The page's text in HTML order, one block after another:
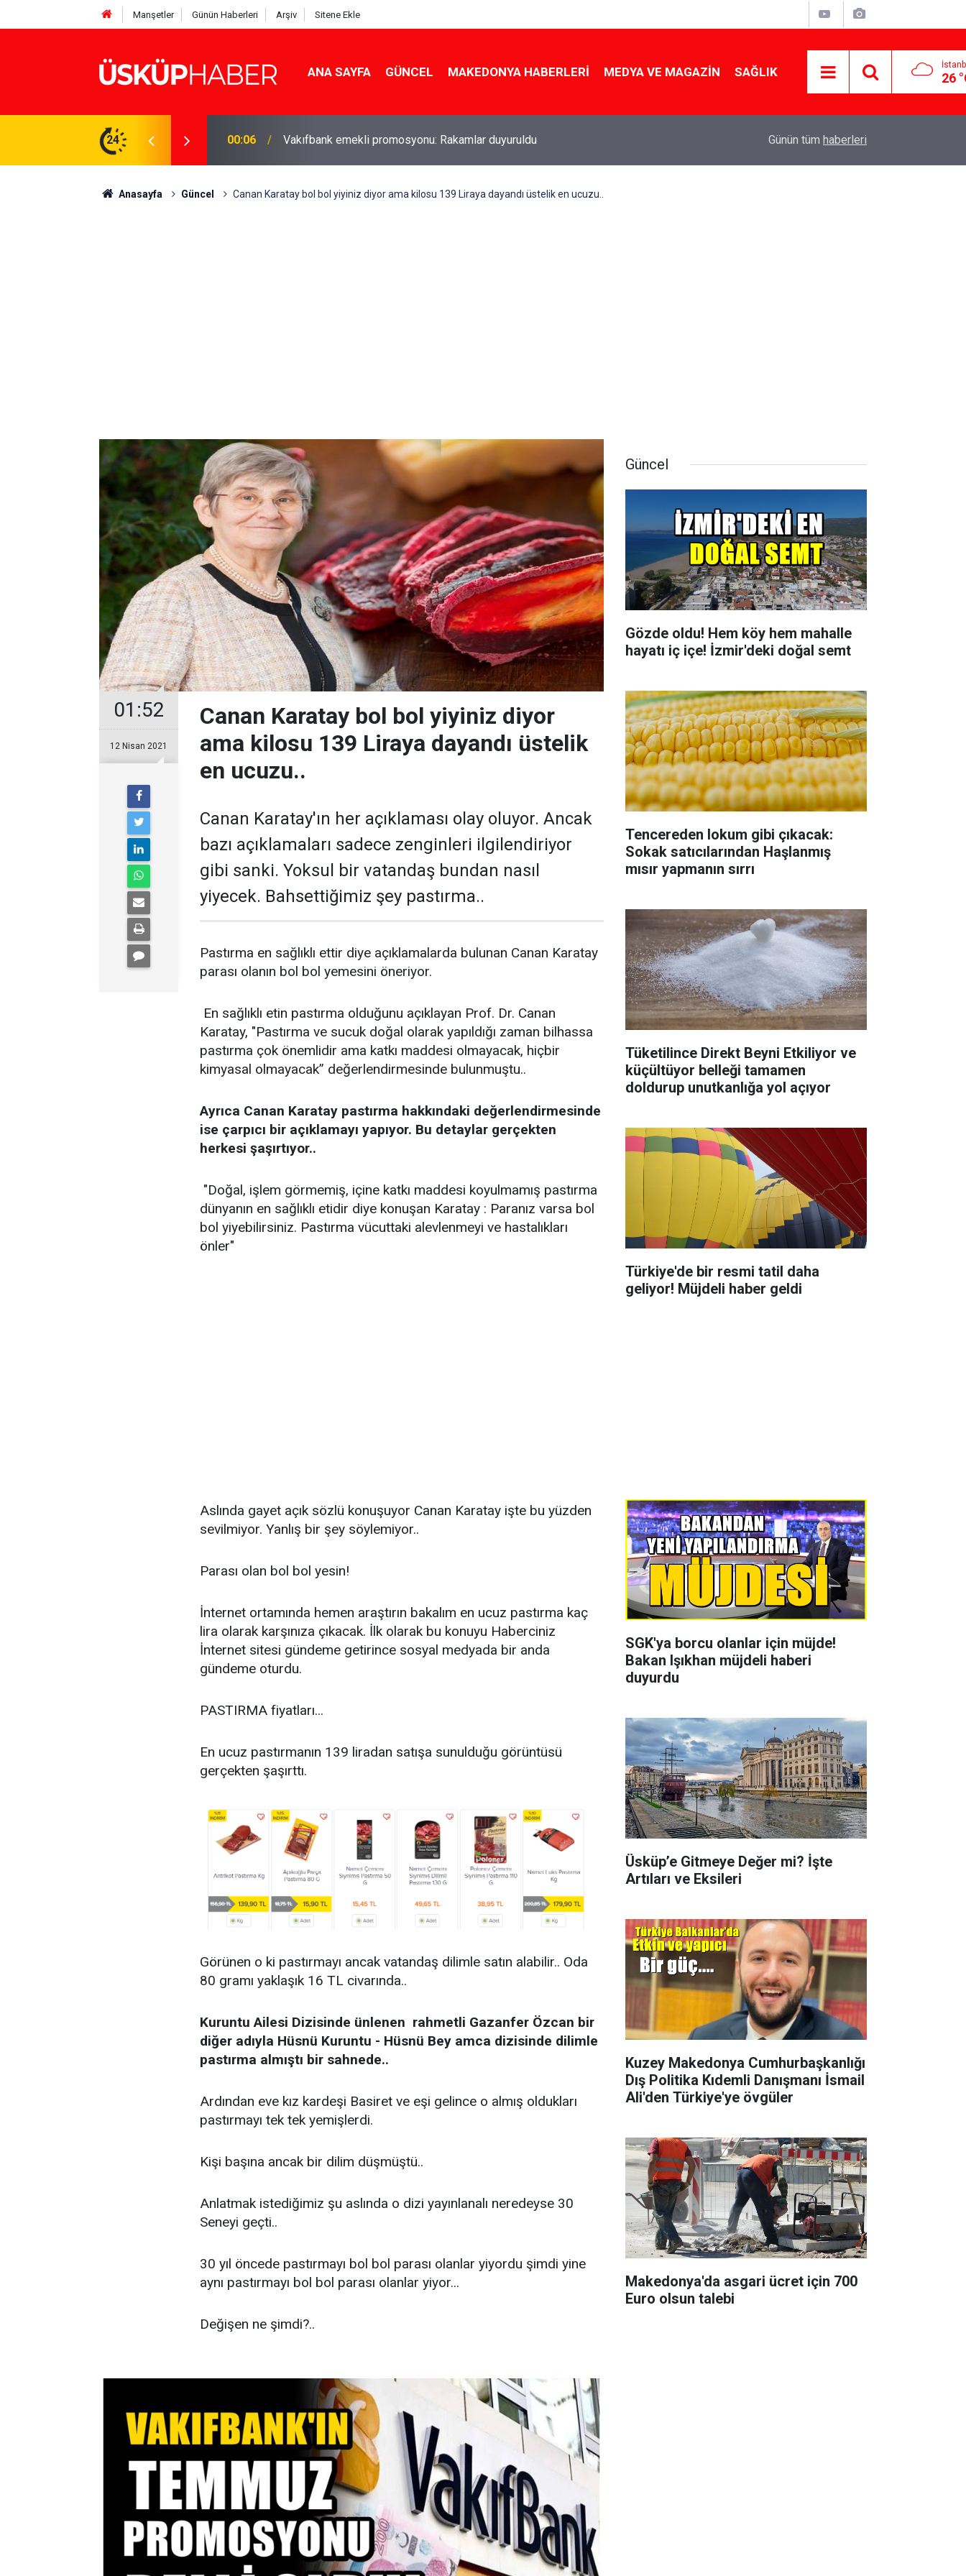
Manşetler Günün Haberleri Arşiv Sitene Ekle
ANA SAYFA GÜNCEL MAKEDONYA HABERLERI MEDYA VE MAGAZIN SAĞLIK 26
24 19:21 Gözde oldu! Hem köy hem mahalle hayatı iç içe! İzmir'deki doğal semt
yapmanın sırrı
Günün tüm haberleri
Anasayfa Güncel Canan Karatay bol bol yiyiniz diyor ama kilosu 139 Liraya dayandı üstelik en ucuzu..
01:52
12 Nisan 2021
Canan Karatay bol bol yiyiniz diyor
ama kilosu 139 Liraya dayandı üstelik
en ucuzu..
Canan Karatay'ın her açıklaması olay oluyor. Ancak
bazı açıklamaları sadece zenginleri ilgilendiriyor
gibi sanki. Yoksul bir vatandaş bundan nasıl
yiyecek. Bahsettiğimiz şey pastırma..
Pastırma en sağlıklı ettir diye açıklamalarda bulunan Canan Karatay
parası olanın bol bol yemesini öneriyor.
En sağlıklı etin pastırma olduğunu açıklayan Prof. Dr. Canan
Karatay, "Pastırma ve sucuk doğal olarak yapıldığı zaman bilhassa
pastırma çok önemlidir ama katkı maddesi olmayacak, hiçbir
kimyasal olmayacak” değerlendirmesinde bulunmuştu..
Ayrıca Canan Karatay pastırma hakkındaki değerlendirmesinde
ise çarpıcı bir açıklamayı yapıyor. Bu detaylar gerçekten
herkesi şaşırtıyor..
"Doğal, işlem görmemiş, içine katkı maddesi koyulmamış pastırma
dünyanın en sağlıklı etidir diye konuşan Karatay : Paranız varsa bol
bol yiyebilirsiniz. Pastırma vücuttaki alevlenmeyi ve hastalıkları
önler"
Aslında gayet açık sözlü konuşuyor Canan Karatay işte bu yüzden
sevilmiyor. Yanlış bir şey söylemiyor..
Parası olan bol bol yesin!
İnternet ortamında hemen araştırın bakalım en ucuz pastırma kaç
lira olarak karşınıza çıkacak. İlk olarak bu konuyu Haberciniz
İnternet sitesi gündeme getirince sosyal medyada bir anda
gündeme oturdu.
PASTIRMA fiyatları...
En ucuz pastırmanın 139 liradan satışa sunulduğu görüntüsü
gerçekten şaşırttı.
Görünen o ki pastırmayı ancak vatandaş dilimle satın alabilir.. Oda
80 gramı yaklaşık 16 TL civarında..
Kuruntu Ailesi Dizisinde ünlenen rahmetli Gazanfer Özcan bir
diğer adıyla Hüsnü Kuruntu - Hüsnü Bey amca dizisinde dilimle
pastırma almıştı bir sahnede..
Ardından eve kız kardeşi Basiret ve eşi gelince o almış oldukları
pastırmayı tek tek yemişlerdi.
Kişi başına ancak bir dilim düşmüştü..
Anlatmak istediğimiz şu aslında o dizi yayınlanalı neredeyse 30
Seneyi geçti..
30 yıl öncede pastırmayı bol bol parası olanlar yiyordu şimdi yine
aynı pastırmayı bol bol parası olanlar yiyor...
Değişen ne şimdi?..
Güncel
Gözde oldu! Hem köy hem mahalle
hayatı iç içe! İzmir'deki doğal semt
Tencereden lokum gibi çıkacak:
Sokak satıcılarından Haşlanmış
mısır yapmanın sırrı
Tüketilince Direkt Beyni Etkiliyor ve
küçültüyor belleği tamamen
doldurup unutkanlığa yol açıyor
Türkiye'de bir resmi tatil daha
geliyor! Müjdeli haber geldi
SGK'ya borcu olanlar için müjde!
Bakan Işıkhan müjdeli haberi
duyurdu
Üsküp’e Gitmeye Değer mi? İşte
Artıları ve Eksileri
Kuzey Makedonya Cumhurbaşkanlığı
Dış Politika Kıdemli Danışmanı İsmail
Ali'den Türkiye'ye övgüler
Makedonya'da asgari ücret için 700
Euro olsun talebi